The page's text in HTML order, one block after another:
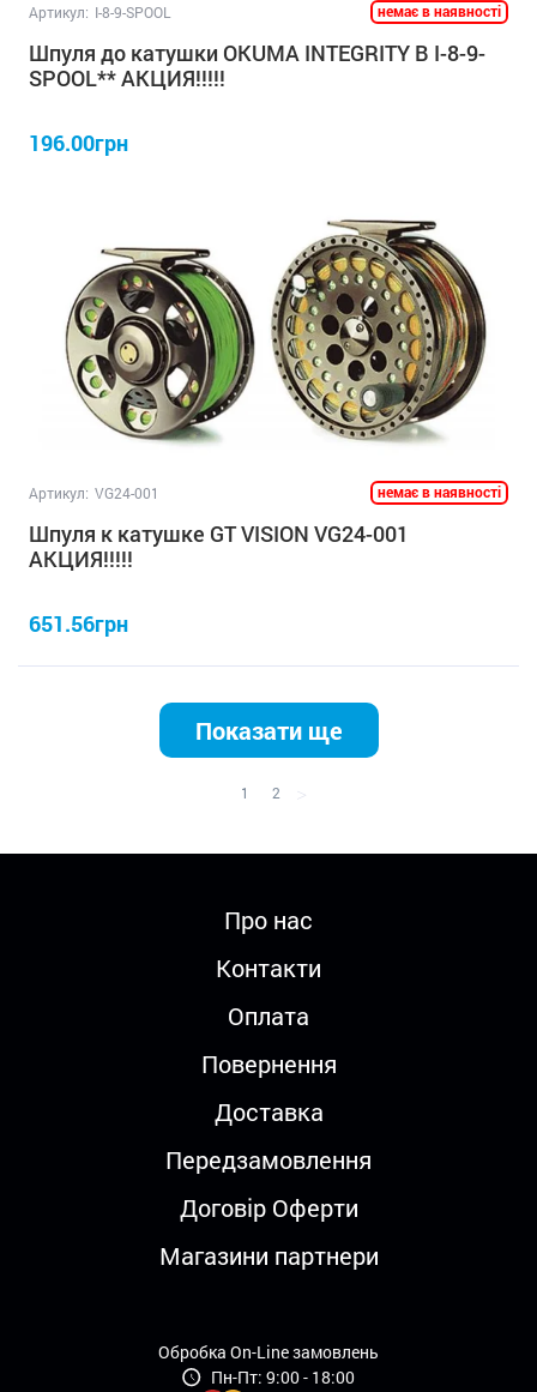
Артикул: I-8-9-SPOOL немає в наявності
Шпуля до катушки OKUMA INTEGRITY B I-8-9-
SPOOL** АКЦИЯ!!!!!
196.00грн
Артикул: VG24-001 немає в наявності
Шпуля к катушке GT VISION VG24-001
АКЦИЯ!!!!!
651.56грн
Показати ще
1 2 >
Про нас
Контакти
Оплата
Повернення
Доставка
Передзамовлення
Договір Оферти
Магазини партнери
Обробка On-Line замовлень
Пн-Пт: 9:00 - 18:00